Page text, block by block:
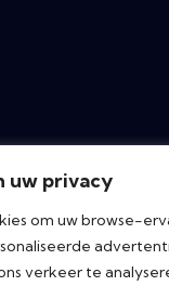
uw privacy
om uw browse-
verkeer te